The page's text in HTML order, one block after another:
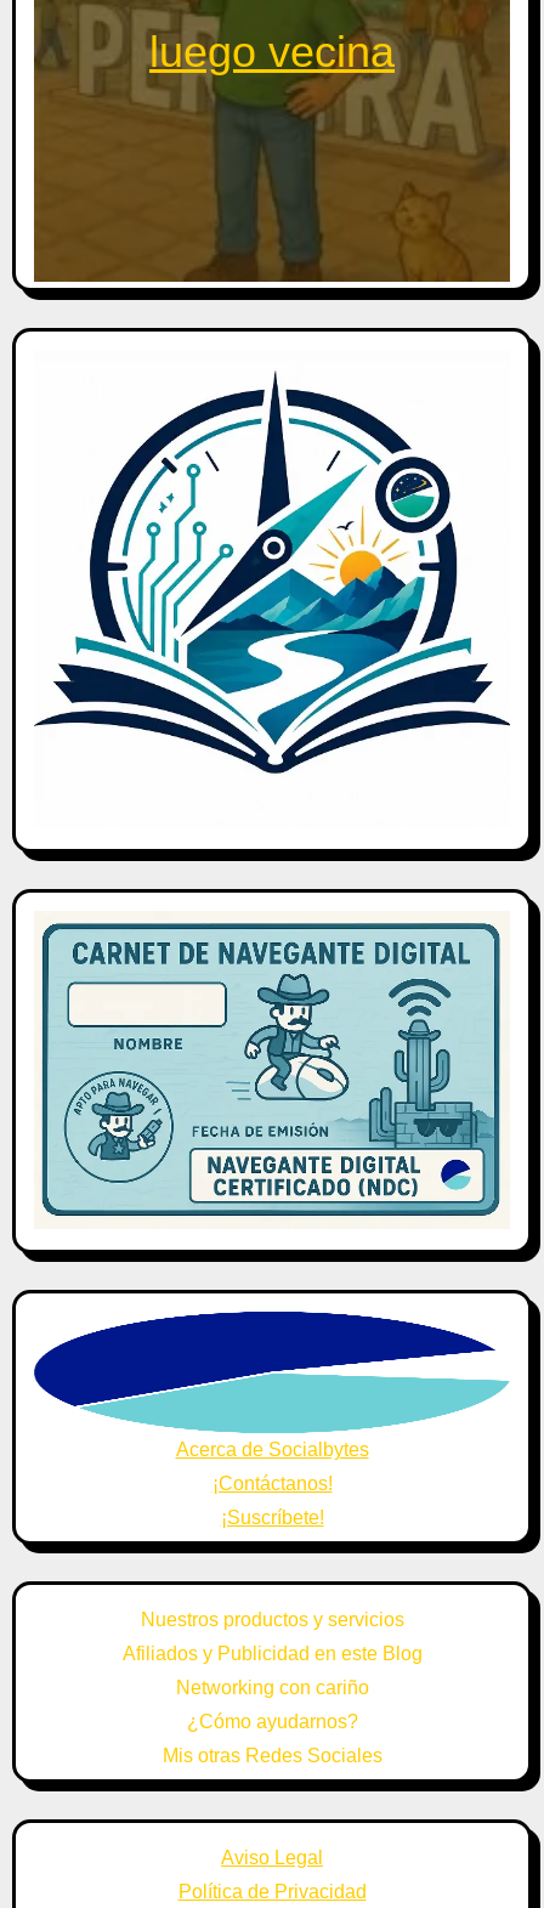
luego vecina
Acerca de Socialbytes
¡Contáctanos!
¡Suscríbete!
Nuestros productos y servicios
Afiliados y Publicidad en este Blog
Networking con cariño
¿Cómo ayudarnos?
Mis otras Redes Sociales
Aviso Legal
Política de Privacidad